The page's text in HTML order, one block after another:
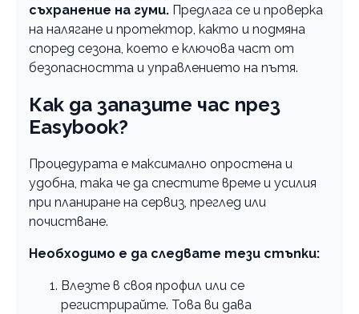
съхранение на гуми. Предлага се и проверка
на налягане и протектор, както и подмяна
според сезона, което е ключова част от
безопасността и управлението на пътя.
Как да запазите час през
Easybook?
Процедурата е максимално опростена и
удобна, така че да спестите време и усилия
при планиране на сервиз, преглед или
почистване.
Необходимо е да следвате тези стъпки:
Влезте в своя профил или се
регистрирайте. Това ви дава